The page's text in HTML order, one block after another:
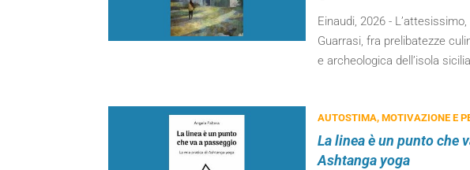
Einaudi, 2026 -
Guarrasi, fra prelibatezze
e archeologica dell’isola
AUTOSTIMA, MOTIVAZIONE E
La linea è un punto che
Ashtanga yoga